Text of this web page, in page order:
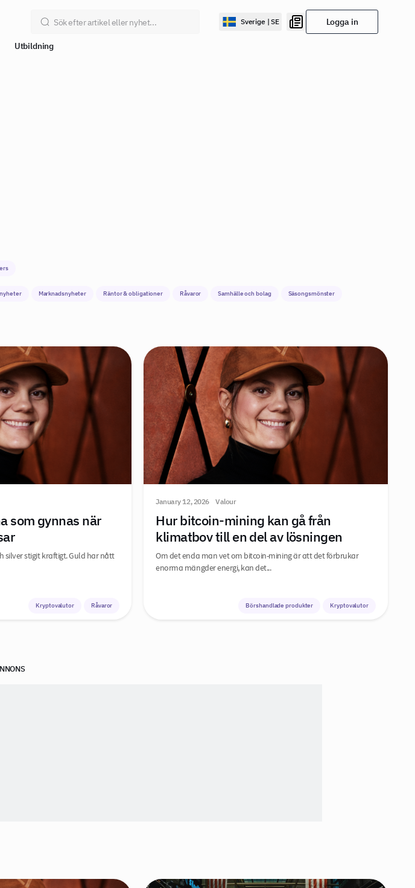
Sverige | SE Logga in
Utbildning
Marknadsnyheter Räntor & obligationer Råvaror Samhälle och bolag
Säsongsmönster
som gynnas när
silver stigit kraftigt. Guld har nått
Kryptovalutor Råvaror
January 12, 2026 Valour
Hur bitcoin-mining kan gå från
klimatbov till en del av lösningen
Om det enda man vet om bitcoin-mining är att det förbrukar
enorma mängder energi, kan det...
Börshandlade produkter Kryptovalutor